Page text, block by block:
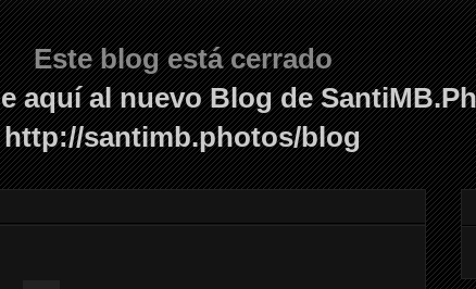
Este blog está cerrado
aquí al nuevo Blog de
http://santimb.photos/blog